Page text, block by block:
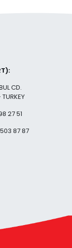
CD.
27 51
87 87